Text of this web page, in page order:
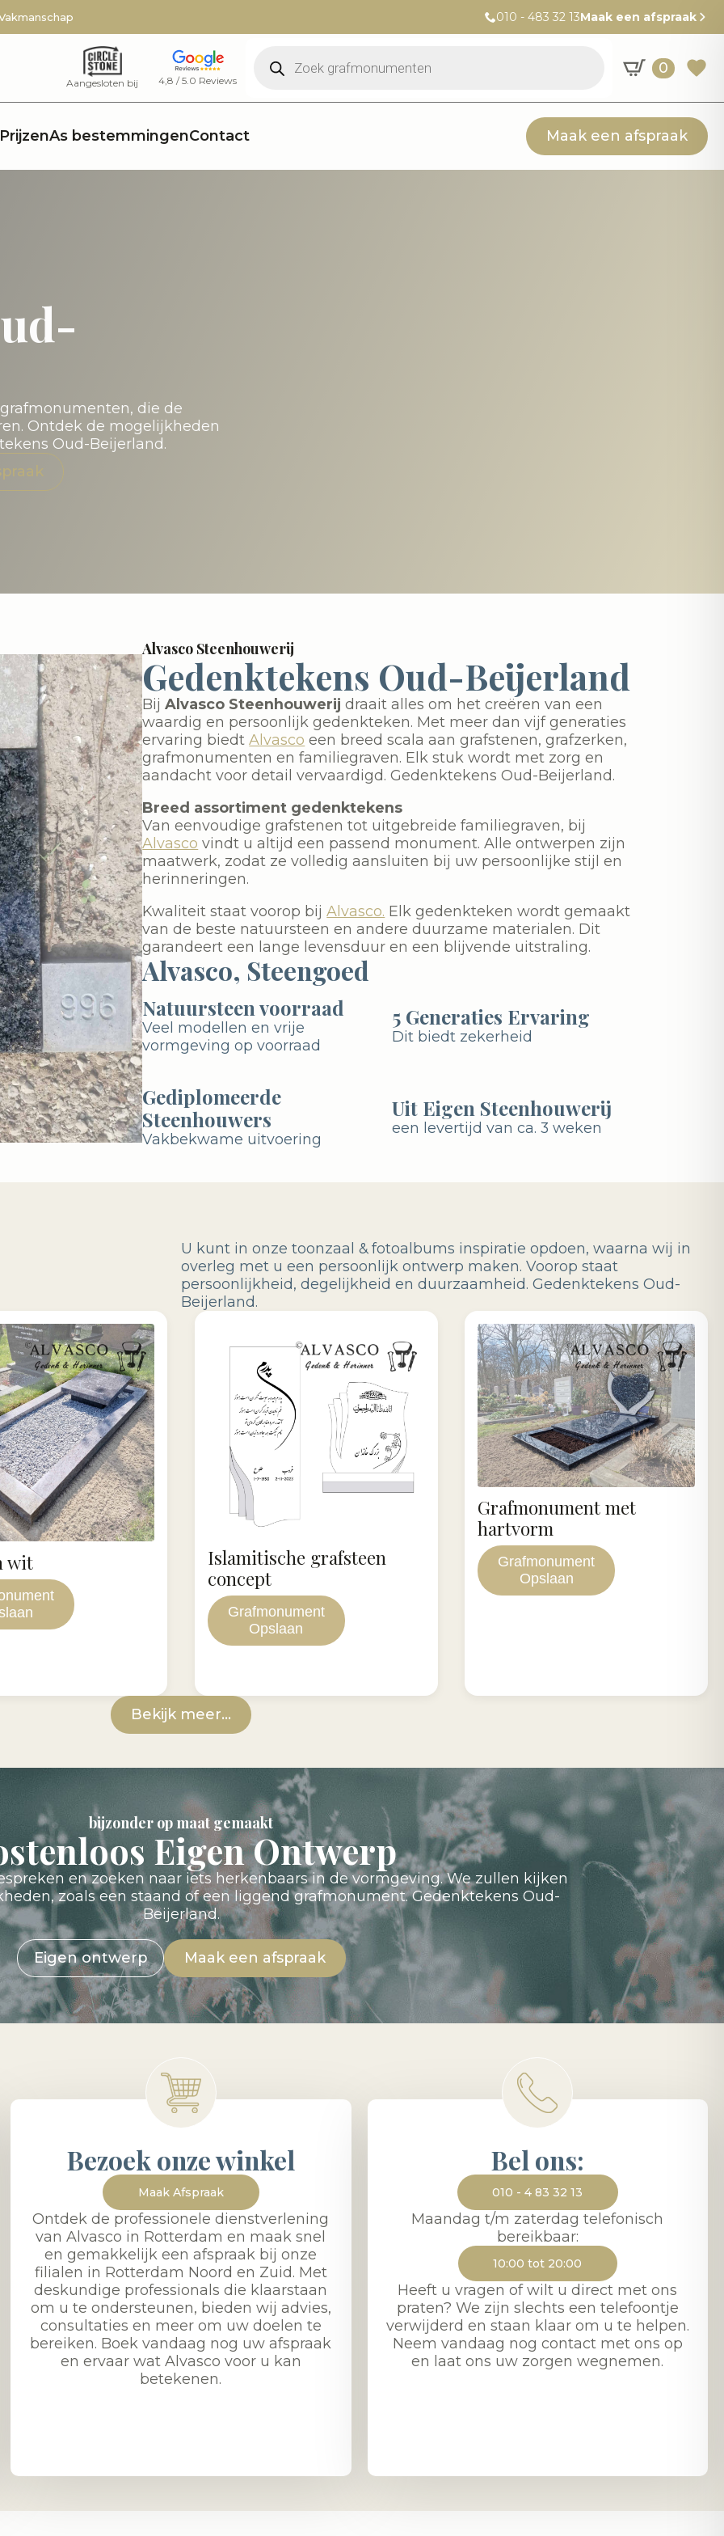
010 - 483 32 13Maak een afspraak
Aangesloten bij 4,8 / 5.0 Reviews
zoeken
0
PrijzenAs bestemmingenContact Maak een afspraak
die de
Ontdek de mogelijkheden
Oud-Beijerland.
Alvasco Steenhouwerij
Gedenktekens Oud-Beijerland
BijAlvasco Steenhouwerij draait alles om het creëren van een
waardig en persoonlijk gedenkteken. Met meer dan vijf generaties
ervaring biedtAlvasco een breed scala aan grafstenen, grafzerken,
grafmonumenten en familiegraven. Elk stuk wordt met zorg en
aandacht voor detail vervaardigd. Gedenktekens Oud-Beijerland.
Breed assortiment gedenktekens
Van eenvoudige grafstenen tot uitgebreide familiegraven, bij
Alvasco vindt u altijd een passend monument. Alle ontwerpen zijn
maatwerk, zodat ze volledig aansluiten bij uw persoonlijke stijl en
herinneringen.
Kwaliteit staat voorop bijAlvasco. Elk gedenkteken wordt gemaakt
van de beste natuursteen en andere duurzame materialen. Dit
garandeert een lange levensduur en een blijvende uitstraling.
Alvasco, Steengoed
Natuursteen voorraad
Veel modellen en vrije
vormgeving op voorraad
5 Generaties Ervaring
Dit biedt zekerheid
Gediplomeerde
Steenhouwers
Vakbekwame uitvoering
Uit Eigen Steenhouwerij
een levertijd van ca. 3 weken
U kunt in onze toonzaal & fotoalbums inspiratie opdoen, waarna wij in
overleg met u een persoonlijk ontwerp maken. Voorop staat
persoonlijkheid, degelijkheid en duurzaamheid. Gedenktekens Oud-
Beijerland.
wit
Grafmonument
Opslaan
Islamitische grafsteen
concept
Grafmonument
Opslaan
Grafmonument met
hartvorm
Bekijk meer...
bijzonder op maat gemaakt
Eigen Ontwerp
en zoeken naar iets herkenbaars in de vormgeving. We zullen kijken
zoals een staand of een liggend grafmonument. Gedenktekens Oud-
Beijerland.
Eigen ontwerp Maak een afspraak
Bezoek onze winkel
Maak Afspraak
Ontdek de professionele dienstverlening
van Alvasco in Rotterdam en maak snel
en gemakkelijk een afspraak bij onze
filialen in Rotterdam Noord en Zuid. Met
deskundige professionals die klaarstaan
om u te ondersteunen, bieden wij advies,
consultaties en meer om uw doelen te
bereiken. Boek vandaag nog uw afspraak
en ervaar wat Alvasco voor u kan
betekenen.
Bel ons:
010 - 4 83 32 13
Maandag t/m zaterdag telefonisch
bereikbaar:
10:00 tot 20:00
Heeft u vragen of wilt u direct met ons
praten? We zijn slechts een telefoontje
verwijderd en staan klaar om u te helpen.
Neem vandaag nog contact met ons op
en laat ons uw zorgen wegnemen.